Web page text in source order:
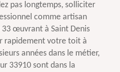
pas longtemps, solliciter
comme artisan
œuvrant à Saint Denis
rapidement votre toit à
années dans le métier,
33910 sont dans la